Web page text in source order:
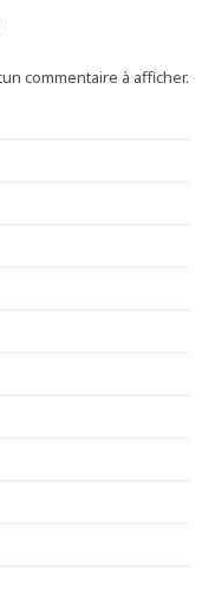
commentaire à afficher.